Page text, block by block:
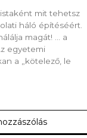
mit tehetsz
háló építéséért.
magát! … a
egyetemi
a „kötelező, le